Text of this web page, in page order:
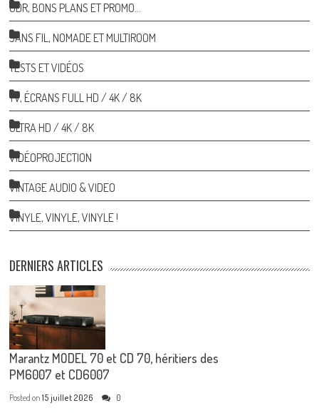
ODR, BONS PLANS ET PROMO…
SANS FIL, NOMADE ET MULTIROOM
TESTS ET VIDÉOS
TV, ÉCRANS FULL HD / 4K / 8K
ULTRA HD / 4K / 8K
VIDÉOPROJECTION
VINTAGE AUDIO & VIDEO
VINYLE, VINYLE, VINYLE !
DERNIERS ARTICLES
Marantz MODEL 70 et CD 70, héritiers des
PM6007 et CD6007
Posted on15 juillet 2026 0